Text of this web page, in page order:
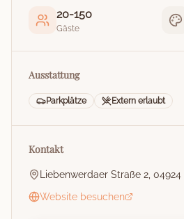
20-150
Gäste
Ausstattung
Parkplätze Extern erlaubt
Kontakt
Liebenwerdaer Straße 2,
Website besuchen